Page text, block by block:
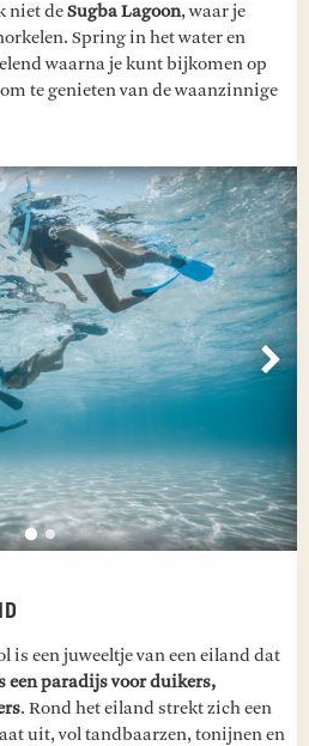
niet deSugba Lagoon, waar je
Spring in het water en
waarna je kunt bijkomen op
te genieten van de waanzinnige
is een juweeltje van een eiland dat
een paradijs voor duikers,
. Rond het eiland strekt zich een
uit, vol tandbaarzen, tonijnen en